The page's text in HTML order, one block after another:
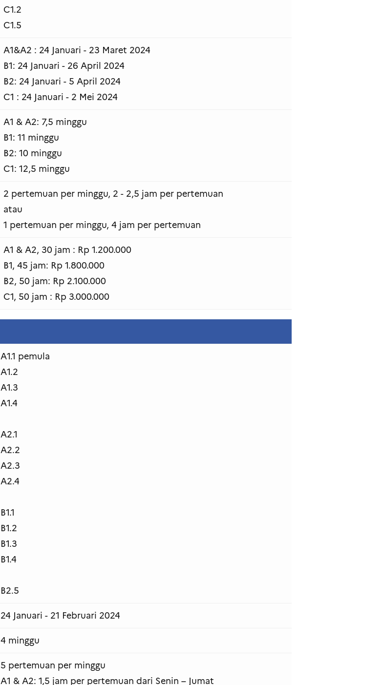
C1.2
C1.5
A1&A2 : 24 Januari - 23 Maret 2024
B1: 24 Januari - 26 April 2024
B2: 24 Januari - 5 April 2024
C1 : 24 Januari - 2 Mei 2024
A1 & A2: 7,5 minggu
B1: 11 minggu
B2: 10 minggu
C1: 12,5 minggu
2 pertemuan per minggu, 2 - 2,5 jam per pertemuan
atau
1 pertemuan per minggu, 4 jam per pertemuan
A1 & A2, 30 jam : Rp 1.200.000
B1, 45 jam: Rp 1.800.000
B2, 50 jam: Rp 2.100.000
C1, 50 jam : Rp 3.000.000
A1.1 pemula
A1.2
A1.3
A1.4
A2.1
A2.2
A2.3
A2.4
B1.1
B1.2
B1.3
B1.4
B2.5
24 Januari - 21 Februari 2024
4 minggu
5 pertemuan per minggu
A1 & A2: 1,5 jam per pertemuan dari Senin – Jumat